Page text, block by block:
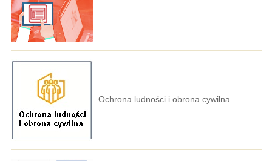
Ochrona ludności i obrona cywilna